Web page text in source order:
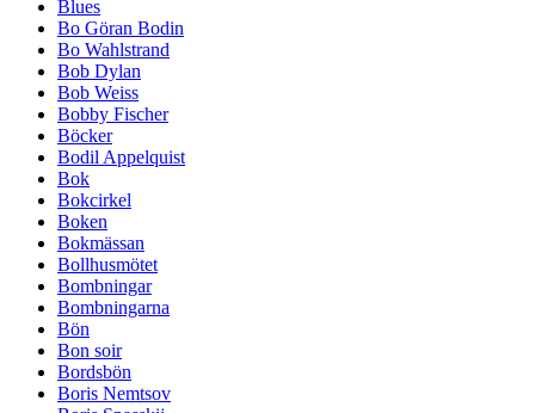
Blues
Bo Göran Bodin
Bo Wahlstrand
Bob Dylan
Bob Weiss
Bobby Fischer
Böcker
Bodil Appelquist
Bok
Bokcirkel
Boken
Bokmässan
Bollhusmötet
Bombningar
Bombningarna
Bön
Bon soir
Bordsbön
Boris Nemtsov